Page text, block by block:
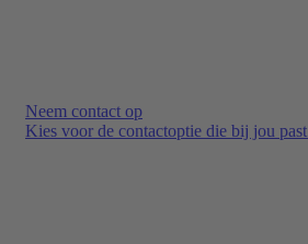
Neem contact op
Kies voor de contactoptie die bij jou